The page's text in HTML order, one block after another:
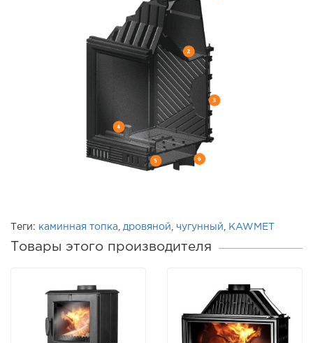
Теги: каминная топка дровяной чугунный KAWMET
Товары этого производителя